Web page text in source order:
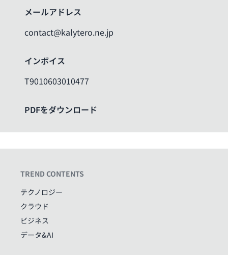
メールアドレス
contact@kalytero.ne.jp
インボイス
T9010603010477
PDFをダウンロード
TREND CONTENTS
テクノロジー
クラウド
ビジネス
データ&AI